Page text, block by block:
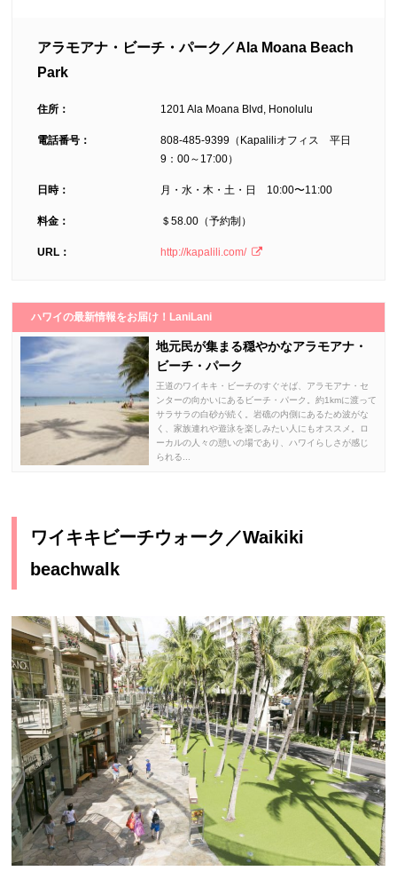
アラモアナ・ビーチ・パーク／Ala Moana Beach
Park
住所： 1201 Ala Moana Blvd, Honolulu
電話番号：
808-485-9399（Kapaliliオフィス 平日
9：00～17:00）
日時： 月・水・木・土・日 10:00〜11:00
料金： ＄58.00（予約制）
URL： http://kapalili.com/
ハワイの最新情報をお届け！LaniLani
地元民が集まる穏やかなアラモアナ・
ビーチ・パーク
王道のワイキキ・ビーチのすぐそば、アラモアナ・セ
ンターの向かいにあるビーチ・パーク。約1kmに渡って
サラサラの白砂が続く。岩礁の内側にあるため波がな
く、家族連れや遊泳を楽しみたい人にもオススメ。ロ
ーカルの人々の憩いの場であり、ハワイらしさが感じ
られる...
ワイキキビーチウォーク／Waikiki
beachwalk